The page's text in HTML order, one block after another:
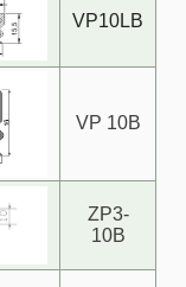
VP10LB
VP 10B
ZP3-
10B